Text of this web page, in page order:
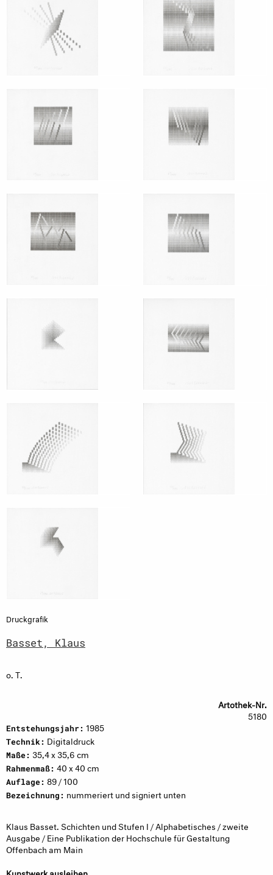
Druckgrafik
Basset, Klaus
o. T.
Artothek-Nr.
5180
Entstehungsjahr: 1985
Technik: Digitaldruck
Maße: 35,4 x 35,6 cm
Rahmenmaß: 40 x 40 cm
Auflage: 89 / 100
Bezeichnung: nummeriert und signiert unten
Klaus Basset. Schichten und Stufen I / Alphabetisches / zweite
Ausgabe / Eine Publikation der Hochschule für Gestaltung
Offenbach am Main
Kunstwerk ausleihen